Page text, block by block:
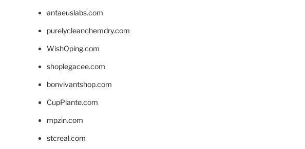
antaeuslabs.com
purelycleanchemdry.com
WishOping.com
shoplegacee.com
bonvivantshop.com
CupPlante.com
mpzin.com
stcreal.com